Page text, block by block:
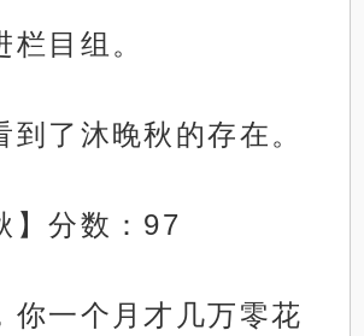
栏目组。
到了沐晚秋的存在。
】分数：97
你一个月才几万零花